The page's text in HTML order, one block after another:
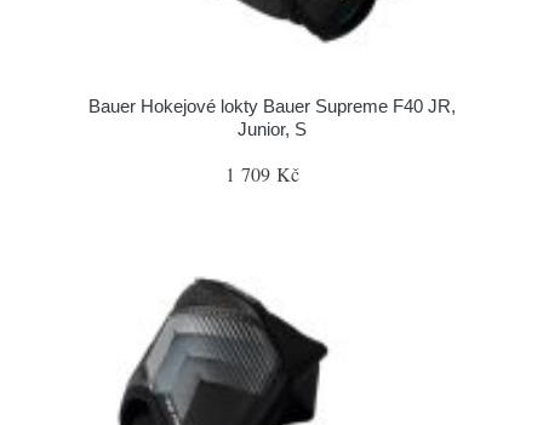
Bauer Hokejové lokty Bauer Supreme F40 JR,
Junior, S
1 709 Kč